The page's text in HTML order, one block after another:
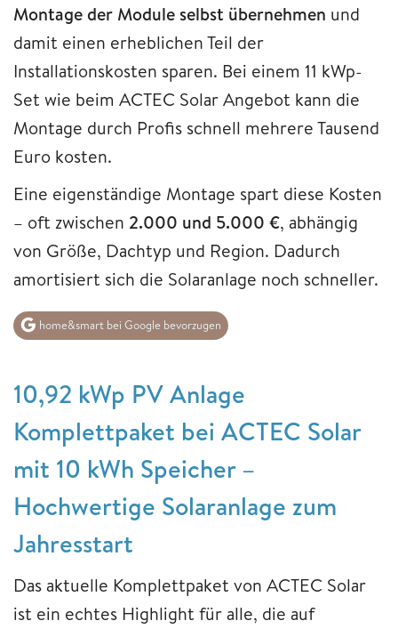
Montage der Module selbst übernehmen und
damit einen erheblichen Teil der
Installationskosten sparen. Bei einem 11 kWp-
Set wie beim ACTEC Solar Angebot kann die
Montage durch Profis schnell mehrere Tausend
Euro kosten.
Eine eigenständige Montage spart diese Kosten
– oft zwischen 2.000 und 5.000 €, abhängig
von Größe, Dachtyp und Region. Dadurch
amortisiert sich die Solaranlage noch schneller.
home&smart bei Google bevorzugen
10,92 kWp PV Anlage
Komplettpaket bei ACTEC Solar
mit 10 kWh Speicher –
Hochwertige Solaranlage zum
Jahresstart
Das aktuelle Komplettpaket von ACTEC Solar
ist ein echtes Highlight für alle, die auf